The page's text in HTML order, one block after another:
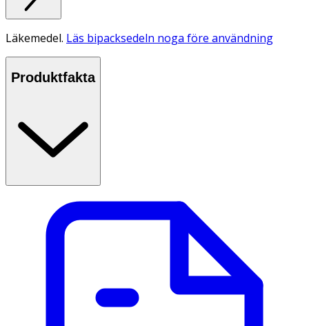
Läkemedel. Läs bipacksedeln noga före användning
Produktfakta